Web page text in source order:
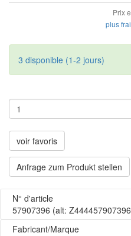
Prix
plus
3 disponible (1-2 jours)
voir favoris
Anfrage zum Produkt stellen
N° d'article
57907396 (alt:
Fabricant/Marque